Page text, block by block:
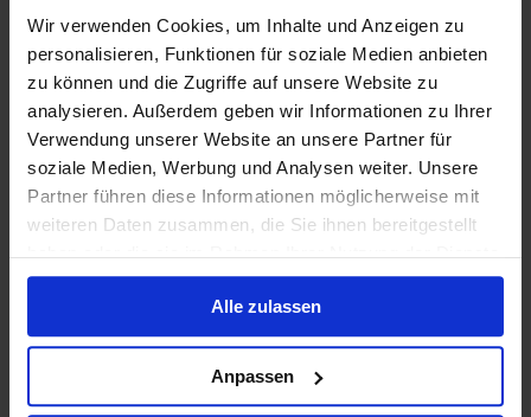
Wir verwenden Cookies, um Inhalte und Anzeigen zu
personalisieren, Funktionen für soziale Medien anbieten
zu können und die Zugriffe auf unsere Website zu
analysieren. Außerdem geben wir Informationen zu Ihrer
Verwendung unserer Website an unsere Partner für
soziale Medien, Werbung und Analysen weiter. Unsere
Partner führen diese Informationen möglicherweise mit
weiteren Daten zusammen, die Sie ihnen bereitgestellt
haben oder die sie im Rahmen Ihrer Nutzung der Dienste
gesammelt haben.
Alle zulassen
Anpassen
Наши контакты
Отзывы пациентов